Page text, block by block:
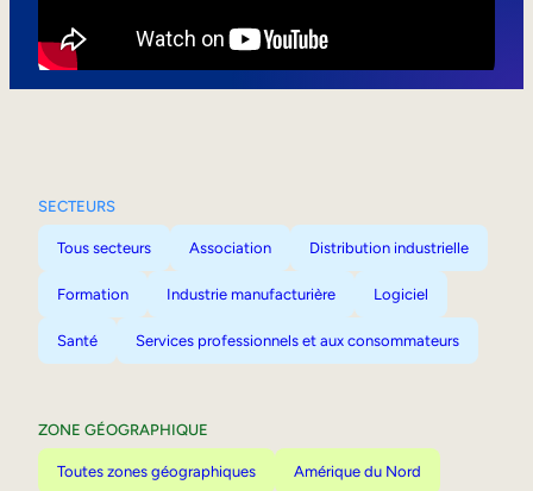
SECTEURS
Tous secteurs Association Distribution industrielle
Formation Industrie manufacturière Logiciel
Santé Services professionnels et aux consommateurs
ZONE GÉOGRAPHIQUE
Toutes zones géographiques Amérique du Nord